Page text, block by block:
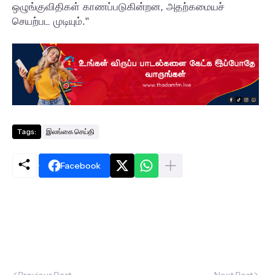
ஒழுங்குவிதிகள் காணப்படுகின்றன, அதற்கமையச்
செயற்பட முடியும்."
Tags: இலங்கை செய்தி
Facebook